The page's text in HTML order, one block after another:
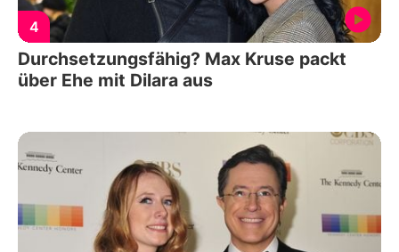
4
Durchsetzungsfähig? Max Kruse packt
über Ehe mit Dilara aus